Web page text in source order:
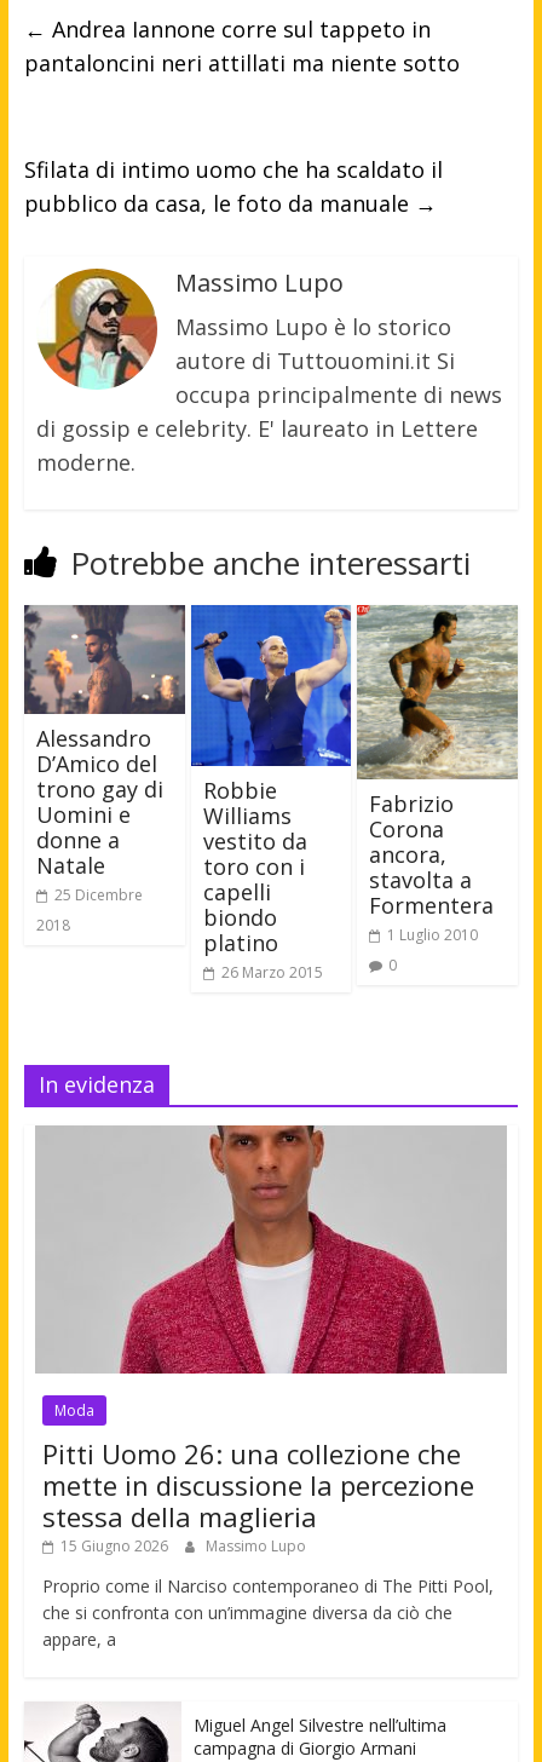
← Andrea Iannone corre sul tappeto in
pantaloncini neri attillati ma niente sotto
Sfilata di intimo uomo che ha scaldato il
pubblico da casa, le foto da manuale →
Massimo Lupo
Massimo Lupo è lo storico
autore di Tuttouomini.it Si
occupa principalmente di news
di gossip e celebrity. E' laureato in Lettere
moderne.
Potrebbe anche interessarti
Alessandro
D’Amico del
trono gay di
Uomini e
donne a
Natale
25 Dicembre
2018
Robbie
Williams
vestito da
toro con i
capelli
biondo
platino
26 Marzo 2015
Fabrizio
Corona
ancora,
stavolta a
Formentera
1 Luglio 2010
0
In evidenza
Moda
Pitti Uomo 26: una collezione che
mette in discussione la percezione
stessa della maglieria
15 Giugno 2026 Massimo Lupo
Proprio come il Narciso contemporaneo di The Pitti Pool,
che si confronta con un’immagine diversa da ciò che
appare, a
Miguel Angel Silvestre nell’ultima
campagna di Giorgio Armani